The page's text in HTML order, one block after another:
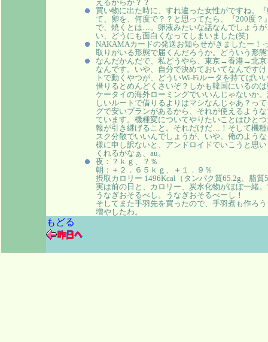
えるからか？？
買い物に出た時に、すれ違った女性がですね。
て、卵を、何度で？？と思ってたら、『200度
で、焼くとは…。卵液みたいな話なんでしょう
い、どうにも面白くなってしまいました(笑)
NAKAMAカードの発送お知らせがきましたー！
取りがいる形態で届くんだろうか。どういう形
なんだかんだで、私どうやら、東京→香港→北
なんです。いや、自分で決めておいてなんです
トで動くやつが、どういWi-Fiルータを持てばい
借りるとめんどくさいぞ？しかも韓国にいるの
ケータイの海外ローミングでいいんじゃないか
しいルートで借りるよりはマシなんじゃあ？っ
グで安いプランがあるから、それが使えるよう
ています。機種変についてやりたいことはひと
報が引き継げること。それだけだ…！そして機
スク分散でいいんでしょうが、いや、俺のよう
様に申し訳ないと、アンドロイドでいこうと思
くれるかなぁ、au。
夜：？ｋｇ、？％
朝：＋２．６５ｋｇ、＋１．９％
摂取カロリー 1496Kcal（タンパク質65.2g、脂質
実は前の日と、カロリー、炭水化物がほぼ一緒
うなぎおそるべし。うなぎおそるべーし！
そしてまた手羽先を買ったので、手羽煮も作ろ
増やしたわ。
もどる